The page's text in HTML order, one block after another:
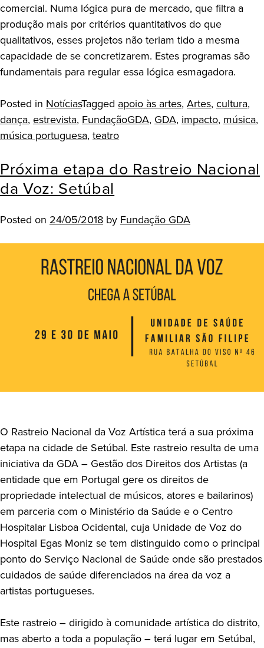
comercial. Numa lógica pura de mercado, que filtra a
produção mais por critérios quantitativos do que
qualitativos, esses projetos não teriam tido a mesma
capacidade de se concretizarem. Estes programas são
fundamentais para regular essa lógica esmagadora.
Posted in NotíciasTagged apoio às artes, Artes, cultura,
dança, estrevista, FundaçãoGDA, GDA, impacto, música,
música portuguesa, teatro
Próxima etapa do Rastreio Nacional
da Voz: Setúbal
Posted on 24/05/2018 by Fundação GDA
O Rastreio Nacional da Voz Artística terá a sua próxima
etapa na cidade de Setúbal. Este rastreio resulta de uma
iniciativa da GDA – Gestão dos Direitos dos Artistas (a
entidade que em Portugal gere os direitos de
propriedade intelectual de músicos, atores e bailarinos)
em parceria com o Ministério da Saúde e o Centro
Hospitalar Lisboa Ocidental, cuja Unidade de Voz do
Hospital Egas Moniz se tem distinguido como o principal
ponto do Serviço Nacional de Saúde onde são prestados
cuidados de saúde diferenciados na área da voz a
artistas portugueses.
Este rastreio – dirigido à comunidade artística do distrito,
mas aberto a toda a população – terá lugar em Setúbal,